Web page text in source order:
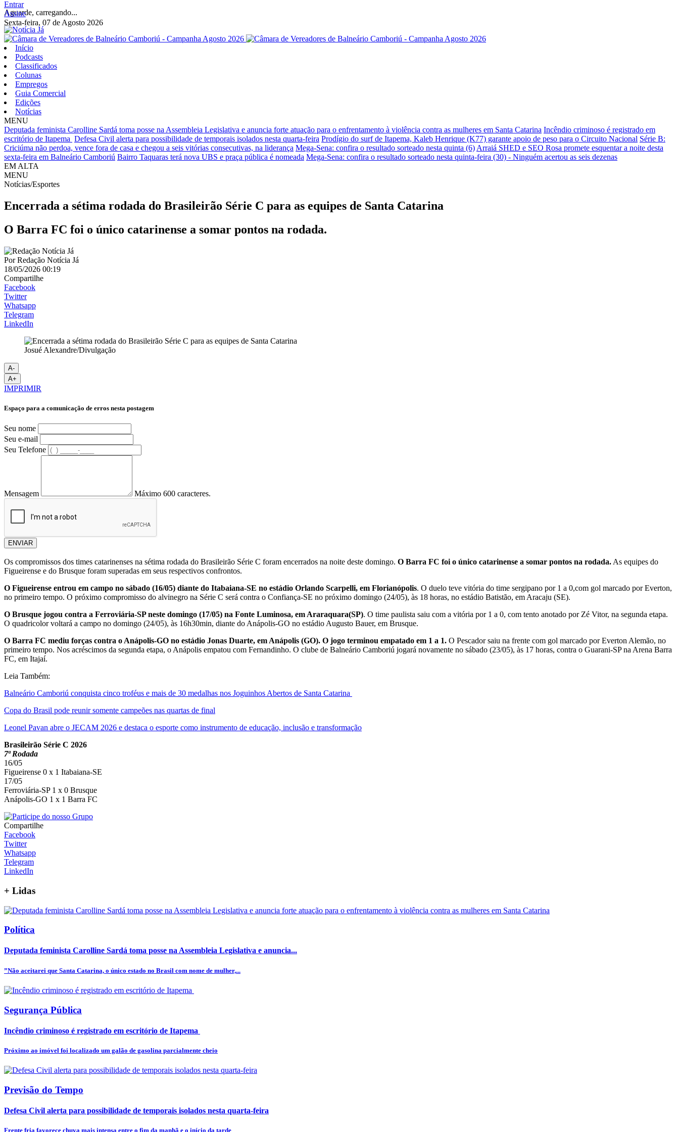
Aguarde, carregando...
Entrar
Assine
Sexta-feira, 07 de Agosto 2026
Início
Podcasts
Classificados
Colunas
Empregos
Guia Comercial
Edições
Notícias
MENU
Deputada feminista Carolline Sardá toma posse na Assembleia Legislativa e anuncia forte atuação para o enfrentamento à violência contra as mulheres em Santa Catarina Incêndio criminoso é registrado em
escritório de Itapema Defesa Civil alerta para possibilidade de temporais isolados nesta quarta-feira Prodígio do surf de Itapema, Kaleb Henrique (K77) garante apoio de peso para o Circuito Nacional Série B:
Criciúma não perdoa, vence fora de casa e chegou a seis vitórias consecutivas, na liderança Mega-Sena: confira o resultado sorteado nesta quinta (6) Arraiá SHED e SEO Rosa promete esquentar a noite desta
sexta-feira em Balneário Camboriú Bairro Taquaras terá nova UBS e praça pública é nomeada Mega-Sena: confira o resultado sorteado nesta quinta-feira (30) - Ninguém acertou as seis dezenas
EM ALTA
MENU
Notícias/Esportes
Encerrada a sétima rodada do Brasileirão Série C para as equipes de Santa Catarina
O Barra FC foi o único catarinense a somar pontos na rodada.
PorRedação Notícia Já
18/05/2026 00:19
Compartilhe
Facebook
Twitter
Whatsapp
Telegram
LinkedIn
Josué Alexandre/Divulgação
A-
A+
IMPRIMIR
Espaço para a comunicação de erros nesta postagem
Seu nome
Seu e-mail
Seu Telefone
Mensagem Máximo 600 caracteres.
ENVIAR
Os compromissos dos times catarinenses na sétima rodada do Brasileirão Série C foram encerrados na noite deste domingo. O Barra FC foi o único catarinense a somar pontos na rodada. As equipes do
Figueirense e do Brusque foram superadas em seus respectivos confrontos.
O Figueirense entrou em campo no sábado (16/05) diante do Itabaiana-SE no estádio Orlando Scarpelli, em Florianópolis. O duelo teve vitória do time sergipano por 1 a 0,com gol marcado por Everton,
no primeiro tempo. O próximo compromisso do alvinegro na Série C será contra o Confiança-SE no próximo domingo (24/05), às 18 horas, no estádio Batistão, em Aracaju (SE).
O Brusque jogou contra a Ferroviária-SP neste domingo (17/05) na Fonte Luminosa, em Araraquara(SP). O time paulista saiu com a vitória por 1 a 0, com tento anotado por Zé Vitor, na segunda etapa.
O quadricolor voltará a campo no domingo (24/05), às 16h30min, diante do Anápolis-GO no estádio Augusto Bauer, em Brusque.
O Barra FC mediu forças contra o Anápolis-GO no estádio Jonas Duarte, em Anápolis (GO). O jogo terminou empatado em 1 a 1. O Pescador saiu na frente com gol marcado por Everton Alemão, no
primeiro tempo. Nos acréscimos da segunda etapa, o Anápolis empatou com Fernandinho. O clube de Balneário Camboriú jogará novamente no sábado (23/05), às 17 horas, contra o Guarani-SP na Arena Barra
FC, em Itajaí.
Leia Também:
Balneário Camboriú conquista cinco troféus e mais de 30 medalhas nos Joguinhos Abertos de Santa Catarina
Copa do Brasil pode reunir somente campeões nas quartas de final
Leonel Pavan abre o JECAM 2026 e destaca o esporte como instrumento de educação, inclusão e transformação
Brasileirão Série C 2026
7ª Rodada
16/05
Figueirense 0 x 1 Itabaiana-SE
17/05
Ferroviária-SP 1 x 0 Brusque
Anápolis-GO 1 x 1 Barra FC
Compartilhe
Facebook
Twitter
Whatsapp
Telegram
LinkedIn
+ Lidas
Política
Deputada feminista Carolline Sardá toma posse na Assembleia Legislativa e anuncia...
”Não aceitarei que Santa Catarina, o único estado no Brasil com nome de mulher,...
Segurança Pública
Incêndio criminoso é registrado em escritório de Itapema
Próximo ao imóvel foi localizado um galão de gasolina parcialmente cheio
Previsão do Tempo
Defesa Civil alerta para possibilidade de temporais isolados nesta quarta-feira
Frente fria favorece chuva mais intensa entre o fim da manhã e o início da tarde